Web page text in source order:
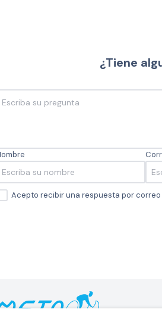
¿Tiene
Acepto recibir una respuesta por